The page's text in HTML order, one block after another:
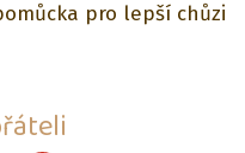
pro lepší chůzi